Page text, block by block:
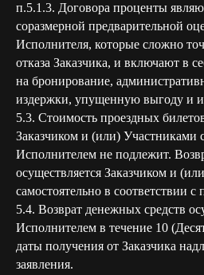
п.5.1.3. Договора проценты
соразмерной предварительной
Исполнителя, которые сложно
отказа Заказчика, и включают в
на бронирование,
издержки, упущенную выгоду и
5.3. Стоимость проездных
Заказчиком и (или) Участниками
Исполнителем не подлежит.
осуществляется Заказчиком и
самостоятельно в соответствии
5.4. Возврат денежных средств
Исполнителем в течение 10
даты получения от Заказчика
заявления.